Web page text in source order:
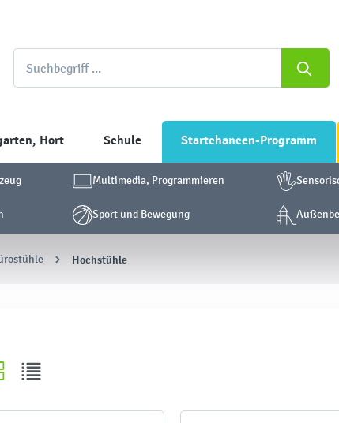
Hort Schule Startchancen-Programm
Multimedia, Programmieren
Sport und Bewegung
Hochstühle